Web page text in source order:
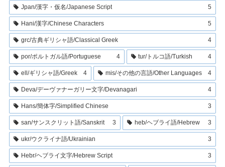
Jpan/漢字・仮名/Japanese Script 5
Hani/漢字/Chinese Characters 5
grc/古典ギリシャ語/Classical Greek 4
por/ポルトガル語/Portuguese 4 tur/トルコ語/Turkish 4
ell/ギリシャ語/Greek 4 mis/その他の言語/Other Languages 4
Deva/デーヴァナーガリー文字/Devanagari 4
Hans/簡体字/Simplified Chinese 3
san/サンスクリット語/Sanskrit 3 heb/ヘブライ語/Hebrew 3
ukr/ウクライナ語/Ukrainian 3
Hebr/ヘブライ文字/Hebrew Script 3